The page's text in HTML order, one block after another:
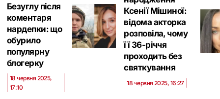
Безуглу після
коментаря
нардепки: що
обурило
популярну
блогерку
18 червня 2025,
17:10
Ксенії Мішиної:
відома акторка
розповіла, чому
її 36-річчя
проходить без
святкування
18 червня 2025, 16:27